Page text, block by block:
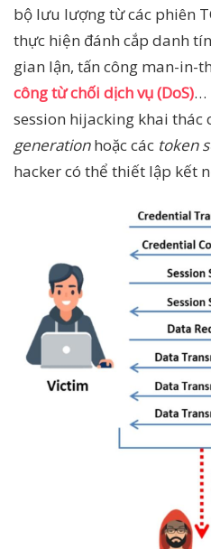
bộ lưu lượng từ các phiên
thực hiện đánh cắp danh
gian lận, tấn công man-in-
công từ chối dịch vụ (DoS)…
session hijacking khai thác
generationhoặc các token
hacker có thể thiết lập kết